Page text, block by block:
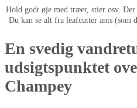
Hold godt øje med træer, stier osv.
Du kan se alt fra leafcutter ants (som
En svedig
udsigtspunktet
Champey